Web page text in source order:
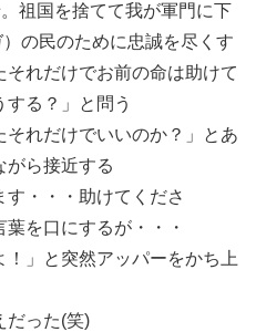
祖国を捨てて我が軍門に下
の民のために忠誠を尽くす
れだけでお前の命は助けて
る？」と問う
れだけでいいのか？」とあ
がら接近する
・・・助けてくださ
を口にするが・・・
！」と突然アッパーをかち上
だった(笑)